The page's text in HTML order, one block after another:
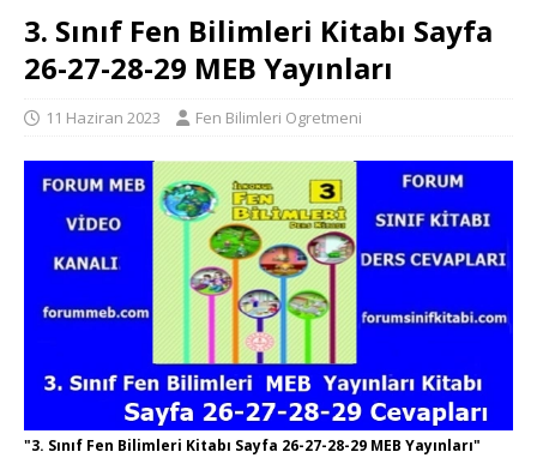
3. Sınıf Fen Bilimleri Kitabı Sayfa
26-27-28-29 MEB Yayınları
11 Haziran 2023 Fen Bilimleri Ogretmeni
"3. Sınıf Fen Bilimleri Kitabı Sayfa 26-27-28-29 MEB Yayınları"